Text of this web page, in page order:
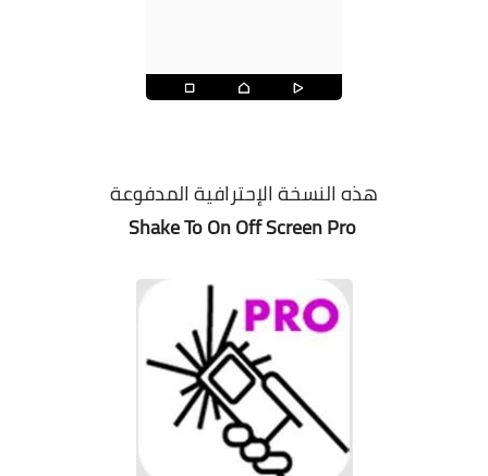
هذه النسخة الإحترافية المدفوعة
Shake To On Off Screen Pro